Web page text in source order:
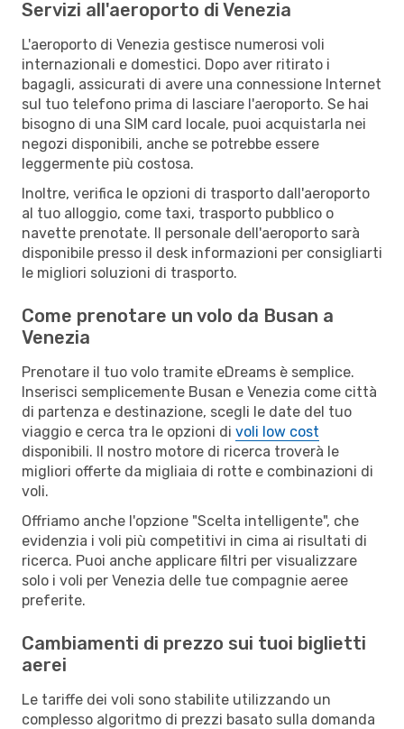
Servizi all'aeroporto di Venezia
L'aeroporto di Venezia gestisce numerosi voli
internazionali e domestici. Dopo aver ritirato i
bagagli, assicurati di avere una connessione Internet
sul tuo telefono prima di lasciare l'aeroporto. Se hai
bisogno di una SIM card locale, puoi acquistarla nei
negozi disponibili, anche se potrebbe essere
leggermente più costosa.
Inoltre, verifica le opzioni di trasporto dall'aeroporto
al tuo alloggio, come taxi, trasporto pubblico o
navette prenotate. Il personale dell'aeroporto sarà
disponibile presso il desk informazioni per consigliarti
le migliori soluzioni di trasporto.
Come prenotare un volo da Busan a
Venezia
Prenotare il tuo volo tramite eDreams è semplice.
Inserisci semplicemente Busan e Venezia come città
di partenza e destinazione, scegli le date del tuo
viaggio e cerca tra le opzioni di voli low cost
disponibili. Il nostro motore di ricerca troverà le
migliori offerte da migliaia di rotte e combinazioni di
voli.
Offriamo anche l'opzione "Scelta intelligente", che
evidenzia i voli più competitivi in cima ai risultati di
ricerca. Puoi anche applicare filtri per visualizzare
solo i voli per Venezia delle tue compagnie aeree
preferite.
Cambiamenti di prezzo sui tuoi biglietti
aerei
Le tariffe dei voli sono stabilite utilizzando un
complesso algoritmo di prezzi basato sulla domanda